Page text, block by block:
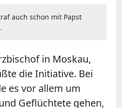
auch schon mit Papst
in Moskau,
die Initiative. Bei
es vor allem um
Geflüchtete gehen,